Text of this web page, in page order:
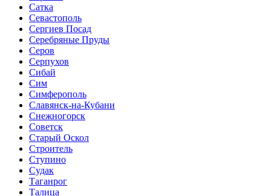
Сатка
Севастополь
Сергиев Посад
Серебряные Пруды
Серов
Серпухов
Сибай
Сим
Симферополь
Славянск-на-Кубани
Снежногорск
Советск
Старый Оскол
Строитель
Ступино
Судак
Таганрог
Талица